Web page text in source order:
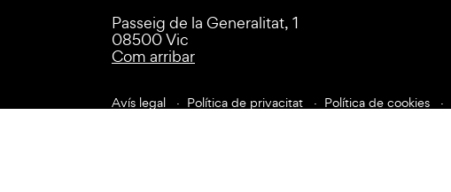
Passeig de la Generalitat, 1
08500 Vic
Com arribar
Avís legal Política de privacitat Política de cookies